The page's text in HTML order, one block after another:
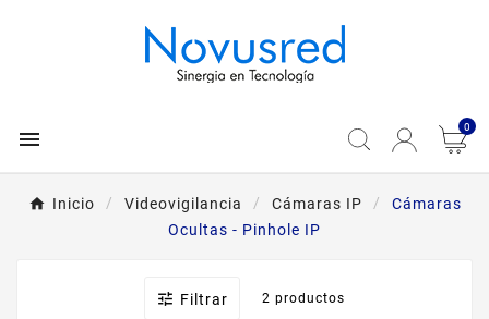
 0
Inicio Videovigilancia Cámaras IP
Cámaras
Ocultas - Pinhole IP
 Filtrar 2 productos